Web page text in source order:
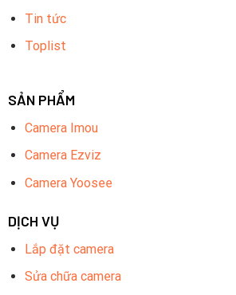
Tin tức
Toplist
SẢN PHẨM
Camera Imou
Camera Ezviz
Camera Yoosee
DỊCH VỤ
Lắp đặt camera
Sửa chữa camera